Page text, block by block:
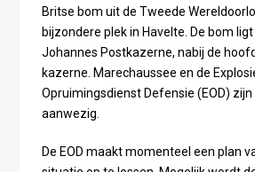
Britse bom uit de Tweede
bijzondere plek in Havelte. De bom ligt
Johannes Postkazerne, nabij de
kazerne. Marechaussee en de
Opruimingsdienst Defensie (EOD)
aanwezig.
De EOD maakt momenteel een plan